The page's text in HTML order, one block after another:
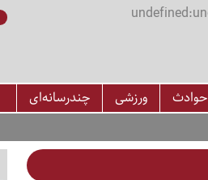
حوادث ورزشی
چندرسانه‌ای